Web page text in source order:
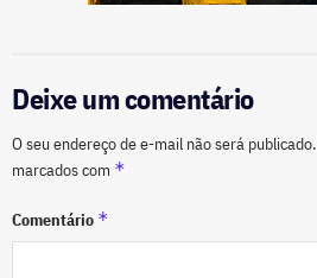
Deixe um comentário
O seu endereço de e-mail não será publicado.
marcados com *
Comentário *